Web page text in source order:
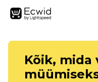
Kõik,